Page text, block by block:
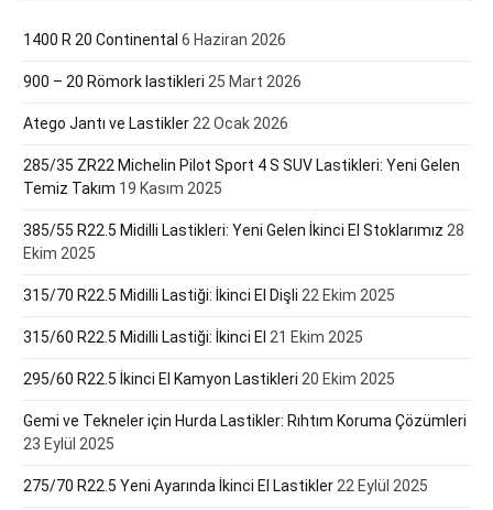
1400 R 20 Continental 6 Haziran 2026
900 – 20 Römork lastikleri 25 Mart 2026
Atego Jantı ve Lastikler22 Ocak 2026
285/35 ZR22 Michelin Pilot Sport 4 S SUV Lastikleri: Yeni Gelen
Temiz Takım 19 Kasım 2025
385/55 R22.5 Midilli Lastikleri: Yeni Gelen İkinci El Stoklarımız 28
Ekim 2025
315/70 R22.5 Midilli Lastiği: İkinci El Dişli 22 Ekim 2025
315/60 R22.5 Midilli Lastiği: İkinci El 21 Ekim 2025
295/60 R22.5 İkinci El Kamyon Lastikleri 20 Ekim 2025
Gemi ve Tekneler için Hurda Lastikler: Rıhtım Koruma Çözümleri
23 Eylül 2025
275/70 R22.5 Yeni Ayarında İkinci El Lastikler22 Eylül 2025